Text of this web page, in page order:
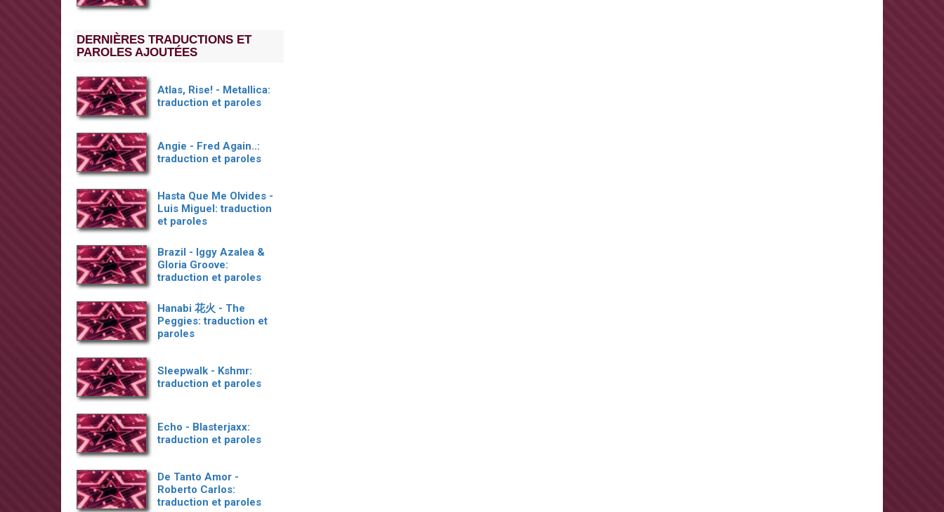
DERNIÈRES TRADUCTIONS ET
PAROLES AJOUTÉES
Atlas, Rise! - Metallica:
traduction et paroles
Angie - Fred Again..:
traduction et paroles
Hasta Que Me Olvides -
Luis Miguel: traduction
et paroles
Brazil - Iggy Azalea &
Gloria Groove:
traduction et paroles
Hanabi 花火 - The
Peggies: traduction et
paroles
Sleepwalk - Kshmr:
traduction et paroles
Echo - Blasterjaxx:
traduction et paroles
De Tanto Amor -
Roberto Carlos:
traduction et paroles